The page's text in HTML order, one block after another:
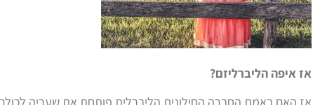
אז איפה הליברליזם?